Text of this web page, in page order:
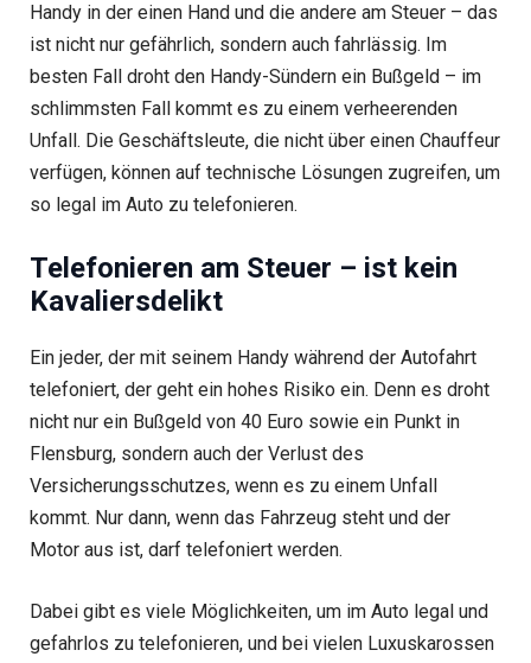
Handy in der einen Hand und die andere am Steuer – das
ist nicht nur gefährlich, sondern auch fahrlässig. Im
besten Fall droht den Handy-Sündern ein Bußgeld – im
schlimmsten Fall kommt es zu einem verheerenden
Unfall. Die Geschäftsleute, die nicht über einen Chauffeur
verfügen, können auf technische Lösungen zugreifen, um
so legal im Auto zu telefonieren.
Telefonieren am Steuer – ist kein
Kavaliersdelikt
Ein jeder, der mit seinem Handy während der Autofahrt
telefoniert, der geht ein hohes Risiko ein. Denn es droht
nicht nur ein Bußgeld von 40 Euro sowie ein Punkt in
Flensburg, sondern auch der Verlust des
Versicherungsschutzes, wenn es zu einem Unfall
kommt. Nur dann, wenn das Fahrzeug steht und der
Motor aus ist, darf telefoniert werden.
Dabei gibt es viele Möglichkeiten, um im Auto legal und
gefahrlos zu telefonieren, und bei vielen Luxuskarossen